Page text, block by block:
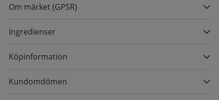
Om märket (GPSR)
Ingredienser
Köpinformation
Kundomdömen